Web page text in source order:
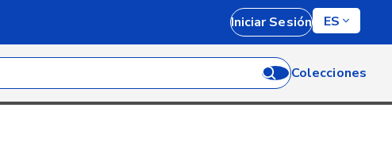
Iniciar Sesión ES
Colecciones